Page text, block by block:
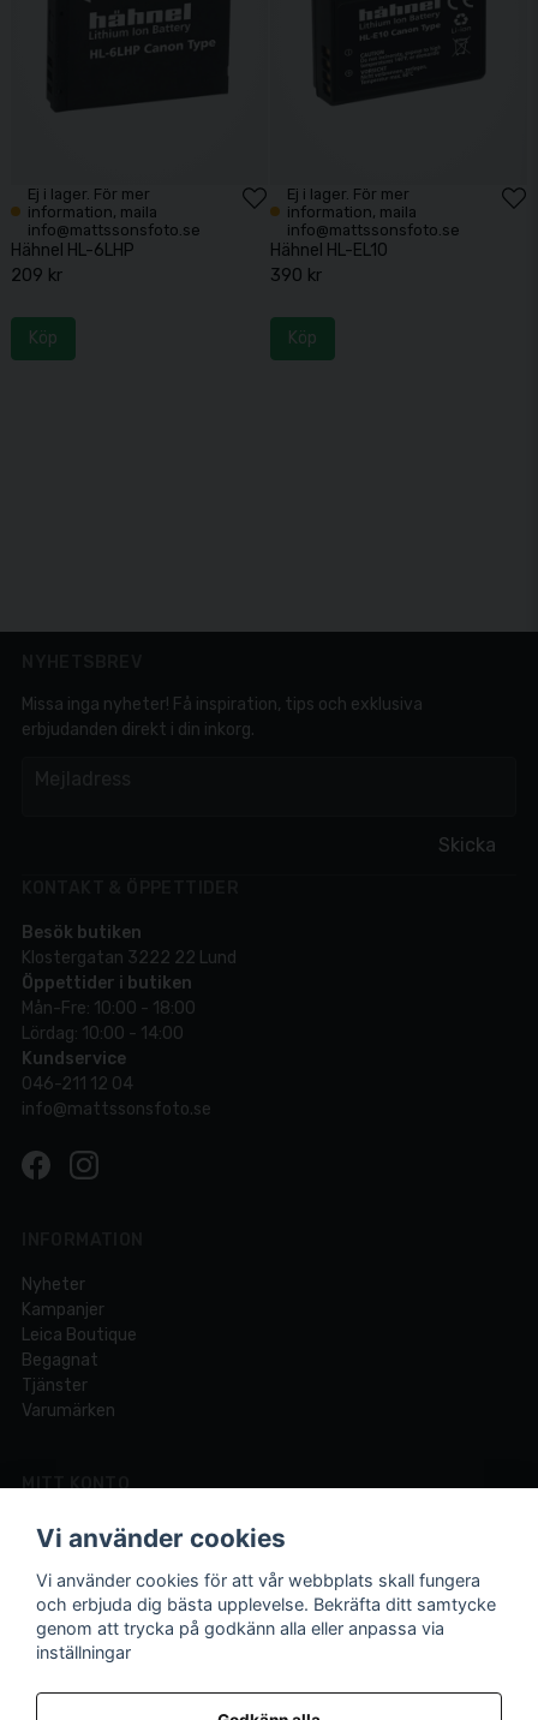
Ej i lager. För mer
information, maila
info@mattssonsfoto.se
Hähnel HL-6LHP
209 kr
Köp
Ej i lager. För mer
information, maila
info@mattssonsfoto.se
Hähnel HL-EL10
390 kr
Köp
Skicka
Missa inga nyheter! Få inspiration, tips och exklusiva
erbjudanden direkt i din inkorg.
Besök butiken
Klostergatan 3222 22 Lund
Öppettider i butiken
Mån-Fre: 10:00 - 18:00
Lördag: 10:00 - 14:00
Kundservice
046-211 12 04
info@mattssonsfoto.se
Nyheter
Kampanjer
Leica Boutique
Begagnat
Tjänster
Varumärken
MITT KONTO
Logga in
Registrera dig
Glömt lösenord?
Vi är experter på foto och video med över 100 års
Vi använder cookies
Vi använder cookies för att vår webbplats skall fungera
och erbjuda dig bästa upplevelse. Bekräfta ditt samtycke
genom att trycka på godkänn alla eller anpassa via
inställningar